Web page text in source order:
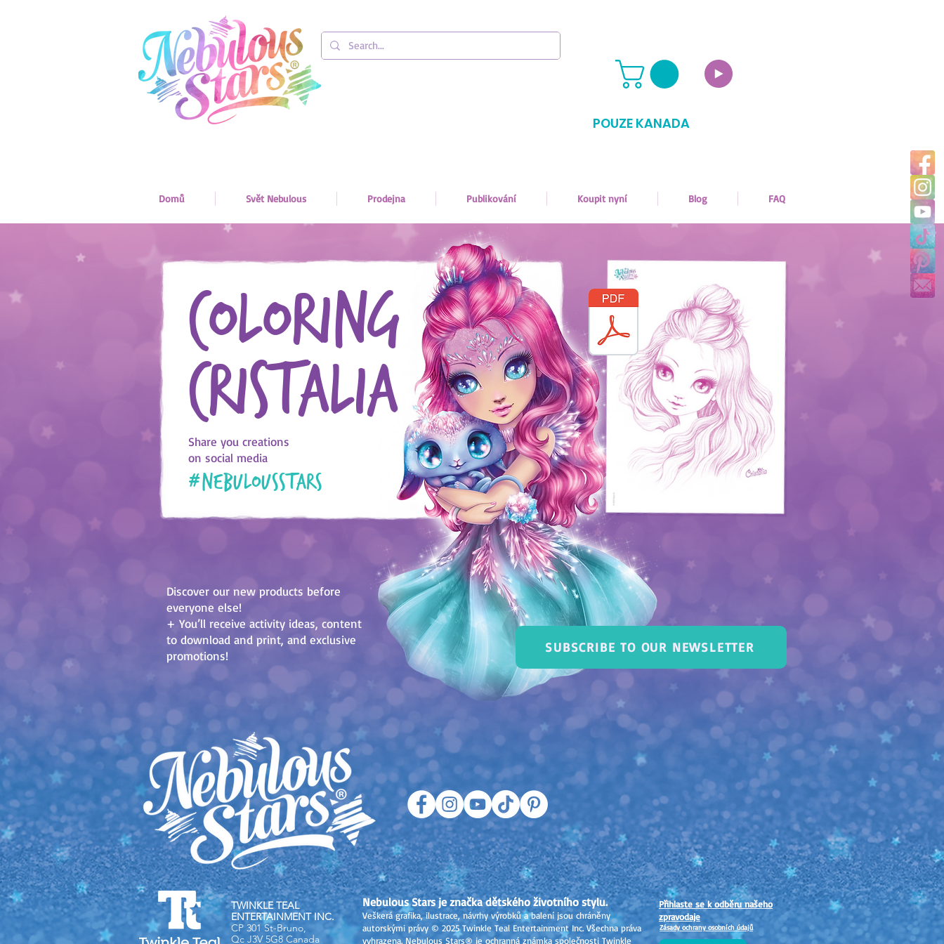
POUZE KANADA
Domů Svět Nebulous Prodejna Publikování Koupit nyní Blog FAQ
Coloring
Cristalia
Share you creations
on social media
#nebulousstars
Discover our new products before
everyone else!
+ You’ll receive activity ideas, content
to download and print, and exclusive
promotions!
SUBSCRIBE TO OUR NEWSLETTER
TWINKLE TEAL
ENTERTAINMENT INC.
CP 301 St-Bruno,
Qc J3V 5G8 Canada
Nebulous Stars je značka dětského životního stylu.
Veškerá grafika, ilustrace, návrhy výrobků a balení jsou chráněny
autorskými právy © 2025Twinkle Teal Entertainment Inc. Všechna práva
vyhrazena. Nebulous Stars® je ochranná známka společnosti Twinkle
Přihlaste se k odběru našeho
zpravodaje
Zásady ochrany osobních údajů